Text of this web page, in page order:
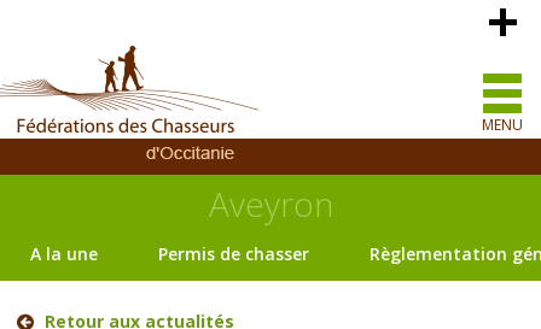
MENU
Aveyron
A la une Permis de chasser Règlementation
Retour aux actualités